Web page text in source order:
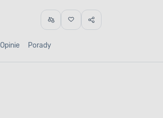
Opinie Porady